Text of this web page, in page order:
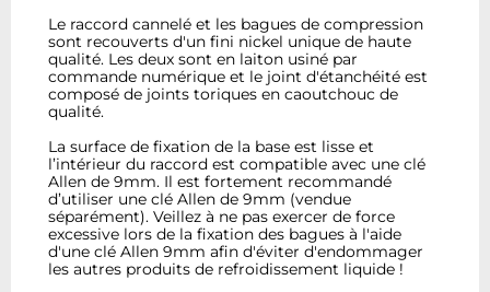
Le raccord cannelé et les bagues de compression
sont recouverts d'un fini nickel unique de haute
qualité. Les deux sont en laiton usiné par
commande numérique et le joint d'étanchéité est
composé de joints toriques en caoutchouc de
qualité.
La surface de fixation de la base est lisse et
l’intérieur du raccord est compatible avec une clé
Allen de 9mm. Il est fortement recommandé
d’utiliser une clé Allen de 9mm (vendue
séparément). Veillez à ne pas exercer de force
excessive lors de la fixation des bagues à l'aide
d'une clé Allen 9mm afin d'éviter d'endommager
les autres produits de refroidissement liquide !